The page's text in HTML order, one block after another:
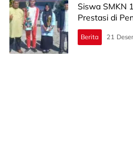
Siswa SMKN
Prestasi di
Berita 21